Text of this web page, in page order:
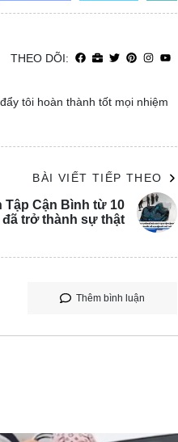
biệt về giá giữa các xe
đề phòng? Con số được
THEO DÕI:
tôi hoàn thành tốt mọi nhiệm
BÀI VIẾT TIẾP THEO
Tập Cận Bình từ 10
trở thành sự thật
Thêm bình luận